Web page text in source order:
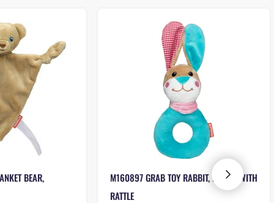
M160314 CUDDLY BLANKET BEAR,
M160897 GRAB TOY